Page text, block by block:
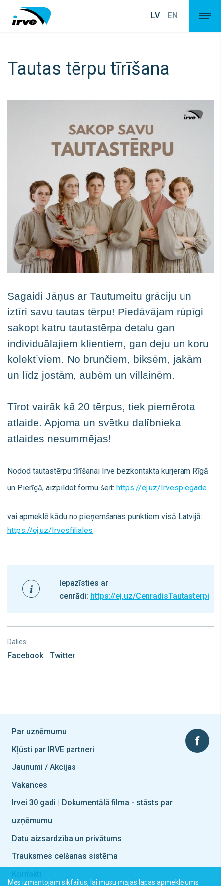
LV EN
Tautas tērpu tīrīšana
Sagaidi Jāņus ar Tautumeitu grāciju un
iztīri savu tautas tērpu! Piedāvājam rūpīgi
sakopt katru tautastērpa detaļu gan
individuālajiem klientiem, gan deju un koru
kolektīviem. No brunčiem, biksēm, jakām
un līdz jostām, aubēm un villainēm.
Tīrot vairāk kā 20 tērpus, tiek piemērota
atlaide. Apjoma un svētku dalībnieka
atlaides nesummējas!
Nodod tautastērpu tīrīšanai Irve bezkontakta kurjeram Rīgā
un Pierīgā, aizpildot formu šeit: https://ej.uz/Irvespiegade
vai apmeklē kādu no pieņemšanas punktiem visā Latvijā:
https://ej.uz/Irvesfiliales
Iepazīsties ar
cenrādi: https://ej.uz/CenradisTautasterpi
Dalies:
Facebook Twitter
Par uzņēmumu
Kļūsti par IRVE partneri
Jaunumi / Akcijas
Vakances
Irvei 30 gadi | Dokumentālā filma - stāsts par
uzņēmumu
Datu aizsardzība un privātums
Trauksmes celšanas sistēma
Mēs izmantojam sīkfailus, lai mūsu mājas lapas apmeklējums